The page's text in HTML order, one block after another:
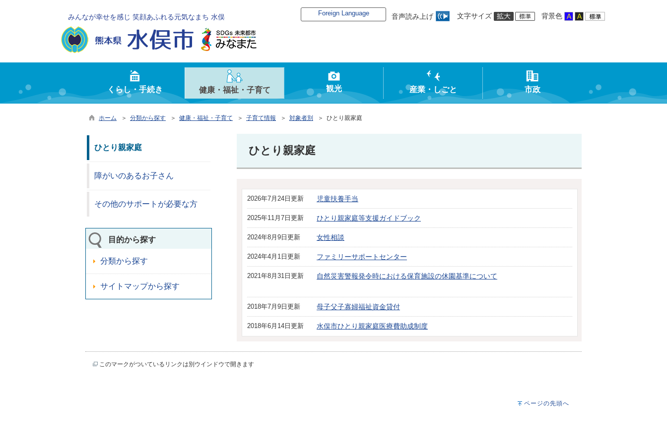
みんなが幸せを感じ 笑顔あふれる元気なまち 水俣 音声読み上げ 文字サイズ 背景色
Foreign Language
くらし・手続き 健康・福祉・子育て 観光 産業・しごと 市政
ホーム ＞ 分類から探す ＞ 健康・福祉・子育て ＞ 子育て情報 ＞ 対象者別 ＞ ひとり親家庭
ひとり親家庭
2026年7月24日更新 児童扶養手当
2025年11月7日更新 ひとり親家庭等支援ガイドブック
2024年8月9日更新 女性相談
2024年4月1日更新 ファミリーサポートセンター
2021年8月31日更新 自然災害警報発令時における保育施設の休園基準について
2018年7月9日更新 母子父子寡婦福祉資金貸付
2018年6月14日更新 水俣市ひとり親家庭医療費助成制度
ひとり親家庭
障がいのあるお子さん
その他のサポートが必要な方
目的から探す
分類から探す
サイトマップから探す
このマークがついているリンクは別ウインドウで開きます
ページの先頭へ